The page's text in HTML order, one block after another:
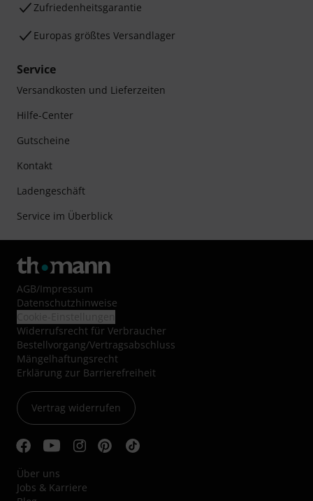
Zufriedenheitsgarantie
Europas größtes Versandlager
Service
Versandkosten und Lieferzeiten
Hilfe-Center
Gutscheine
Kontakt
Ladengeschäft
Service im Überblick
AGB/Impressum
Datenschutzhinweise
Widerrufsrecht für Verbraucher
Bestellvorgang/Vertragsabschluss
Mängelhaftungsrecht
Erklärung zur Barrierefreiheit
Vertrag widerrufen
Über uns
Jobs & Karriere